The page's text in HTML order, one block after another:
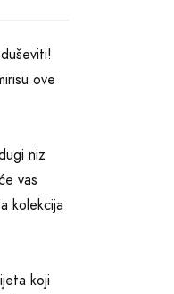
ove
niz
vas
kolekcija
koji